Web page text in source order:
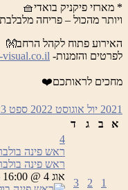
* מארזי פיקניק בואדי🧺
ויותר מהכול – פריחה
האירוע פתוח לקהל הרחב👐
לפרטים והזמנות-
מחכים לראותכם❤️
2021 יול אוגוסט 2022 ספט
א
ב ג ד
1
2
3
4
ראש פינה
ראש פינה
אוג 4 @ 16:00 – 23:00